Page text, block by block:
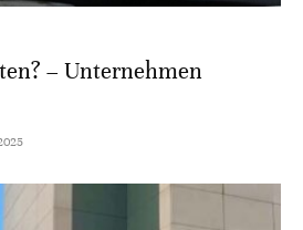
– Unternehmen